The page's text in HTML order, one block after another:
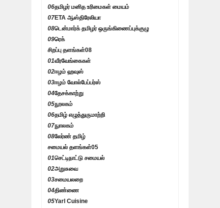
06தமிழர் மனித உரிமைகள் மையம்
07ETA ஆஸ்திரேலியா
08டென்மார்க் தமிழர் ஒருங்கிணைப்புக்குழு
09ரெக்
சிறப்பு தளங்கள்08
01வீரவேங்கைகள்
02ஈழம் ஹவுஸ்
03ஈழம் வோல்பேப்பர்ஸ்
04தேசக்காற்று
05நூலகம்
06தமிழ் எழுத்துருமாற்றி
07நுாலகம்
08லேர்ண் தமிழ்
சமையல் தளங்கள்05
01செட்டிநாட்டு சமையல்
02அறுசுவை
03சமையலறை
04திண்ணை
05Yarl Cuisine